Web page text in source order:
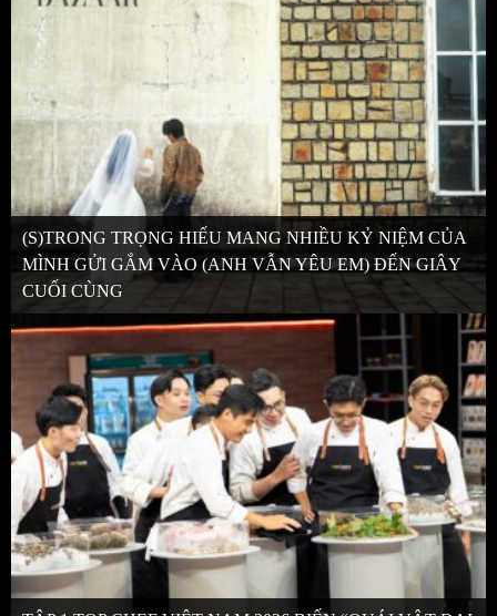
(S)TRONG TRỌNG HIẾU MANG NHIỀU KỶ NIỆM CỦA
MÌNH GỬI GẮM VÀO (ANH VẪN YÊU EM) ĐẾN GIÂY
CUỐI CÙNG